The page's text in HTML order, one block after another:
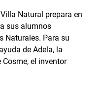
Natural prepara en
sus alumnos
Naturales. Para su
de Adela, la
el inventor